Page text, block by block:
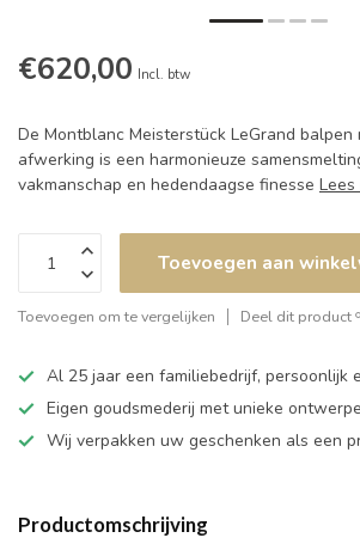
€620,00 Incl. btw
De Montblanc Meisterstück LeGrand balpen
afwerking is een harmonieuze
vakmanschap en hedendaagse finesse Lees
Toevoegen aan
Toevoegen om te vergelijken Deel dit product
Al 25 jaar een familiebedrijf, persoonlijk
Eigen goudsmederij met unieke
Wij verpakken uw geschenken als een
Productomschrijving